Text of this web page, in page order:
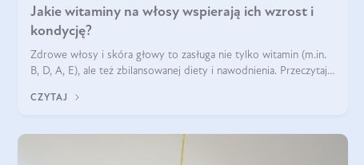
Jakie witaminy na włosy wspierają ich wzrost i
kondycję?
Zdrowe włosy i skóra głowy to zasługa nie tylko witamin (m.in.
B, D, A, E), ale też zbilansowanej diety i nawodnienia. Przeczytaj
wypadanie włosów.
CZYTAJ